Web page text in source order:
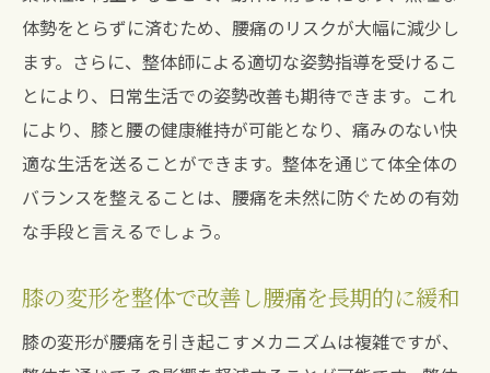
整体で膝の問題を解決し腰の健康を取り戻
す
膝の変形による腰痛を整体で根本改善する方法
膝の変形による腰痛を整体で軽減するテク
ニック
整体の技術で膝の変形を治し腰痛を予防
膝の変形が原因の腰痛を整体で根本改善
膝の変形改善による腰痛対策を整体で実現
整体での膝治療が腰痛の根本改善に寄与
体勢をとらずに済むため、腰痛のリスクが大幅に減少し
ます。さらに、整体師による適切な姿勢指導を受けるこ
とにより、日常生活での姿勢改善も期待できます。これ
により、膝と腰の健康維持が可能となり、痛みのない快
適な生活を送ることができます。整体を通じて体全体の
バランスを整えることは、腰痛を未然に防ぐための有効
な手段と言えるでしょう。
膝の変形を整体で改善し腰痛を長期的に緩和
膝の変形が腰痛を引き起こすメカニズムは複雑ですが、